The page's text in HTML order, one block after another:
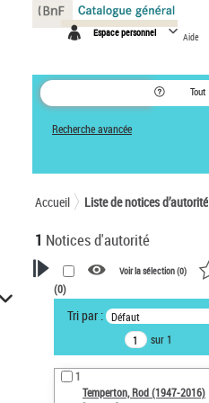
Espace personnel Aide
Tout
Recherche avancée
Accueil Liste de notices d’autorité
1 Notices d'autorité
VOTRE RECHERCHE
Recherche avancée dans les
notices d’autorité
Œuvres liées à l'auteur :
Temperton, Rod (1947-2016)
Voir la sélection (0)
(0)
Tri par : Défaut
sur 1
1
Temperton, Rod (1947-2016)
Panneau de gestion des cookies